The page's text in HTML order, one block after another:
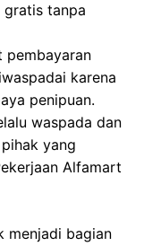
gratis tanpa
pembayaran
karena
penipuan.
waspada dan
yang
Alfamart
menjadi bagian